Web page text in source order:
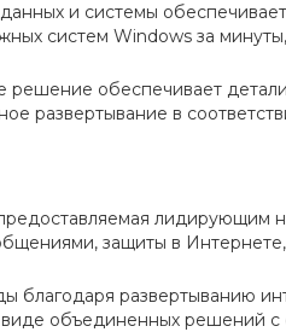
и системы
систем Windows за
обеспечивает
развертывание в
защиты в
благодаря развертыванию
объединенных решений с